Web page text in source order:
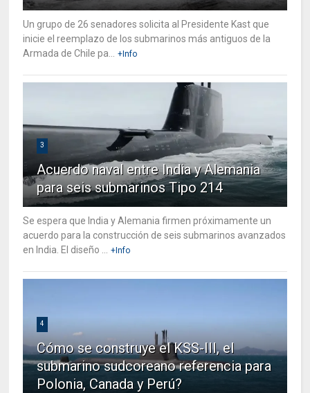
Un grupo de 26 senadores solicita al Presidente Kast que
inicie el reemplazo de los submarinos más antiguos de la
Armada de Chile pa...
+Info
3
Acuerdo naval entre India y Alemania
para seis submarinos Tipo 214
Se espera que India y Alemania firmen próximamente un
acuerdo para la construcción de seis submarinos avanzados
en India. El diseño ...
+Info
4
Cómo se construye el KSS-III, el
submarino sudcoreano referencia para
Polonia, Canada y Perú?